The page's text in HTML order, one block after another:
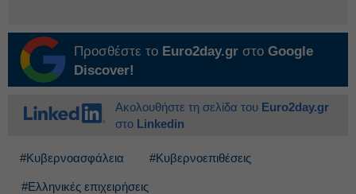
Προσθέστε το Euro2day.gr στο Google
Discover!
Ακολουθήστε τη σελίδα του Euro2day.gr
στο Linkedin
#Κυβερνοασφάλεια #Κυβερνοεπιθέσεις
#Ελληνικές επιχειρήσεις